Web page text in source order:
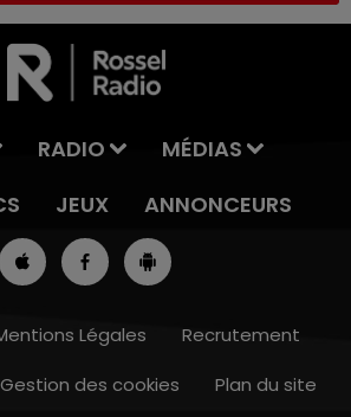
13h00 - 16h00
RADIO
MÉDIAS
JEUX ANNONCEURS
Légales
Recrutement
Gestion des cookies Plan du site